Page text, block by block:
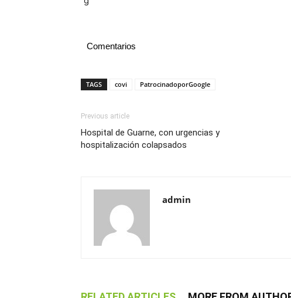
Comentarios
TAGS covi PatrocinadoporGoogle
Previous article
Hospital de Guarne, con urgencias y
hospitalización colapsados
admin